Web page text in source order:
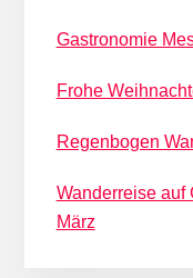
Gastronomie
Frohe
Regenbogen
Wanderreise auf
März